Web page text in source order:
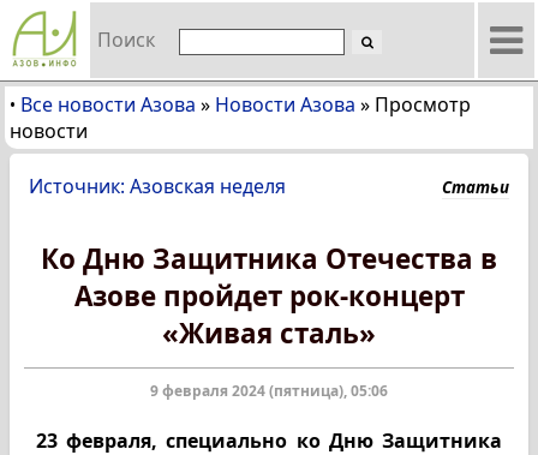
Поиск
• Все новости Азова » Новости Азова » Просмотр
новости
Источник: Азовская неделя Статьи
Ко Дню Защитника Отечества в
Азове пройдет рок-концерт
«Живая сталь»
9 февраля 2024 (пятница), 05:06
23 февраля, специально ко Дню Защитника